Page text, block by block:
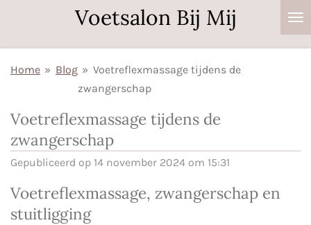
de
Voetsalon Bij Mij
Home » Blog » Voetreflexmassage tijdens de
zwangerschap
Voetreflexmassage tijdens de
zwangerschap
Gepubliceerd op 14 november 2024 om 15:31
Voetreflexmassage, zwangerschap en
stuitligging